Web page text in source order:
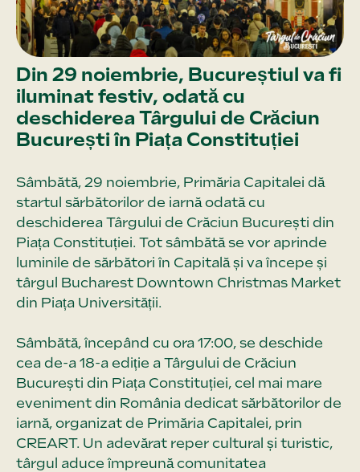
Din 29 noiembrie, Bucureștiul va fi
iluminat festiv, odată cu
deschiderea Târgului de Crăciun
București în Piața Constituției
Sâmbătă, 29 noiembrie, Primăria Capitalei dă
startul sărbătorilor de iarnă odată cu
deschiderea Târgului de Crăciun București din
Piața Constituției. Tot sâmbătă se vor aprinde
luminile de sărbători în Capitală și va începe și
târgul Bucharest Downtown Christmas Market
din Piața Universității.
Sâmbătă, începând cu ora 17:00, se deschide
cea de-a 18-a ediție a Târgului de Crăciun
București din Piața Constituției, cel mai mare
eveniment din România dedicat sărbătorilor de
iarnă, organizat de Primăria Capitalei, prin
CREART. Un adevărat reper cultural și turistic,
târgul aduce împreună comunitatea